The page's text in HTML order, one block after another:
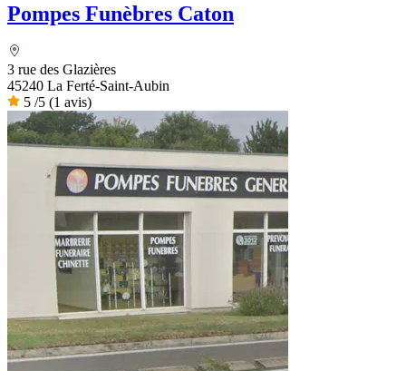
Pompes Funèbres Caton
3 rue des Glazières
45240 La Ferté-Saint-Aubin
5 /5 (1 avis)